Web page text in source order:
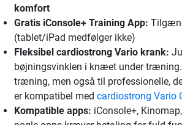
komfort
Gratis iConsole+ Training App:
(tablet/iPad medfølger ikke)
Fleksibel cardiostrong Vario krank:
bøjningsvinklen i knæet under
træning, men også til professionelle,
er kompatibel med cardiostrong Vario
Kompatible apps: iConsole+,